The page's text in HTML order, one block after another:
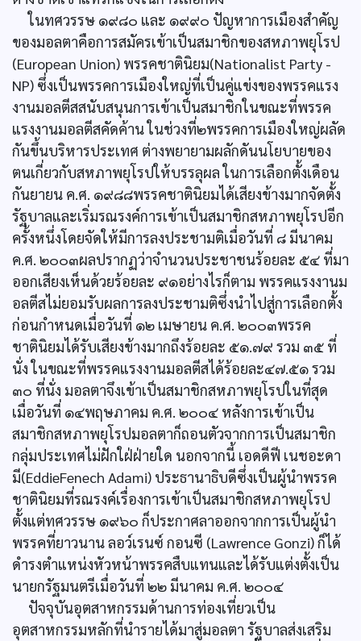
ในทศวรรษ ๑๙๘๐ และ ๑๙๙๐ ปัญหาการเมืองสำคัญ
ของมอลตาคือการสมัครเข้าเป็นสมาชิกของสหภาพยุโรป
(European Union) พรรคชาตินิยม(Nationalist Party -
NP) ซึ่งเป็นพรรคการเมืองใหญ่ที่เป็นคู่แข่งของพรรคแรง
งานมอลตีสสนับสนุนการเข้าเป็นสมาชิกในขณะที่พรรค
แรงงานมอลตีสคัดค้าน ในช่วงที่๒พรรคการเมืองใหญ่ผลัด
กันขึ้นบริหารประเทศ ต่างพยายามผลักดันนโยบายของ
ตนเกี่ยวกับสหภาพยุโรปให้บรรลุผล ในการเลือกตั้งเดือน
กันยายน ค.ศ. ๑๙๘๘พรรคชาตินิยมได้เสียงข้างมากจัดตั้ง
รัฐบาลและเริ่มรณรงค์การเข้าเป็นสมาชิกสหภาพยุโรปอีก
ครั้งหนึ่งโดยจัดให้มีการลงประชามติเมื่อวันที่ ๘ มีนาคม
ค.ศ. ๒๐๐๓ผลปรากฏว่าจำนวนประชาชนร้อยละ ๕๔ ที่มา
ออกเสียงเห็นด้วยร้อยละ ๙๑อย่างไรก็ตาม พรรคแรงงานม
อลตีสไม่ยอมรับผลการลงประชามติซึ่งนำไปสู่การเลือกตั้ง
ก่อนกำหนดเมื่อวันที่ ๑๒ เมษายน ค.ศ. ๒๐๐๓พรรค
ชาตินิยมได้รับเสียงข้างมากถึงร้อยละ ๕๑.๗๙ รวม ๓๕ ที่
นั่ง ในขณะที่พรรคแรงงานมอลตีสได้ร้อยละ๔๗.๕๑ รวม
๓๐ ที่นั่ง มอลตาจึงเข้าเป็นสมาชิกสหภาพยุโรปในที่สุด
เมื่อวันที่ ๑๔พฤษภาคม ค.ศ. ๒๐๐๔ หลังการเข้าเป็น
สมาชิกสหภาพยุโรปมอลตาก็ถอนตัวจากการเป็นสมาชิก
กลุ่มประเทศไม่ฝักใฝ่ฝ่ายใด นอกจากนี้ เอดดีฟี เนชอะดา
มี(EddieFenech Adami) ประธานาธิบดีซึ่งเป็นผู้นำพรรค
ชาตินิยมที่รณรงค์เรื่องการเข้าเป็นสมาชิกสหภาพยุโรป
ตั้งแต่ทศวรรษ ๑๙๖๐ ก็ประกาศลาออกจากการเป็นผู้นำ
พรรคที่ยาวนาน ลอว์เรนซ์ กอนซี (Lawrence Gonzi) ก็ได้
ดำรงตำแหน่งหัวหน้าพรรคสืบแทนและได้รับแต่งตั้งเป็น
นายกรัฐมนตรีเมื่อวันที่ ๒๒ มีนาคม ค.ศ. ๒๐๐๔
ปัจจุบันอุตสาหกรรมด้านการท่องเที่ยวเป็น
อุตสาหกรรมหลักที่นำรายได้มาสู่มอลตา รัฐบาลส่งเสริม